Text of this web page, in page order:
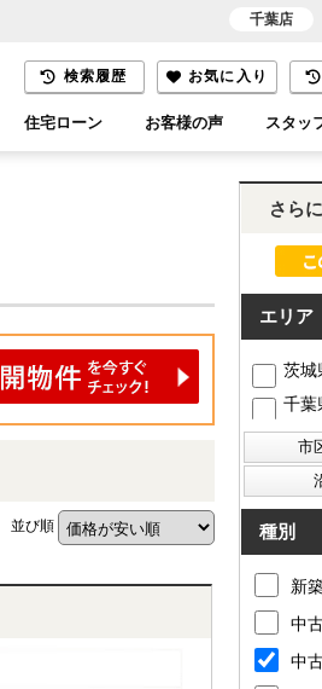
検索履歴 お気に入り
住宅ローン お客様の声 スタッ
並び順
さら
エリア
茨城
千葉
種別
新
中
中
千葉店